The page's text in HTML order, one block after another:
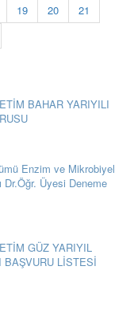
19 20
21
BAHAR YARIYILI
Enzim ve Mikrobiyel
Dr.Öğr. Üyesi Deneme
GÜZ YARIYIL
LİSTESİ